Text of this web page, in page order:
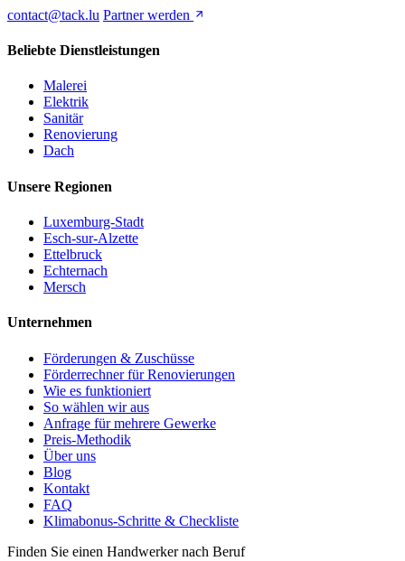
contact@tack.lu Partner werden
Beliebte Dienstleistungen
Malerei
Elektrik
Sanitär
Renovierung
Dach
Unsere Regionen
Luxemburg-Stadt
Esch-sur-Alzette
Ettelbruck
Echternach
Mersch
Unternehmen
Förderungen & Zuschüsse
Förderrechner für Renovierungen
Wie es funktioniert
So wählen wir aus
Anfrage für mehrere Gewerke
Preis-Methodik
Über uns
Blog
Kontakt
FAQ
Klimabonus-Schritte & Checkliste
Finden Sie einen Handwerker nach Beruf